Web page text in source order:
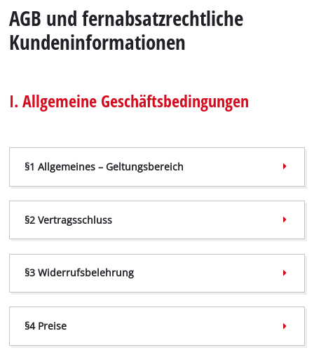
Deutsch
English
AGB und fernabsatzrechtliche
Kundeninformationen
I. Allgemeine Geschäftsbedingungen
§1 Allgemeines – Geltungsbereich
§2 Vertragsschluss
§3 Widerrufsbelehrung
§4 Preise